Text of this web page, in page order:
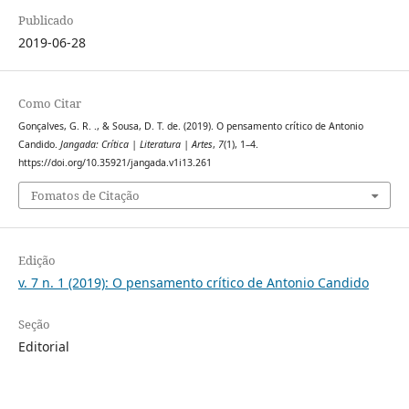
Publicado
2019-06-28
Como Citar
Gonçalves, G. R. ., & Sousa, D. T. de. (2019). O pensamento crítico de Antonio
Candido. Jangada: Crítica | Literatura | Artes, 7(1), 1–4.
https://doi.org/10.35921/jangada.v1i13.261
Fomatos de Citação
Edição
v. 7 n. 1 (2019): O pensamento crítico de Antonio Candido
Seção
Editorial